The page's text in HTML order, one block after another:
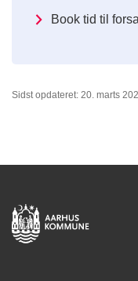
Book tid til
Sidst opdateret: 20. marts